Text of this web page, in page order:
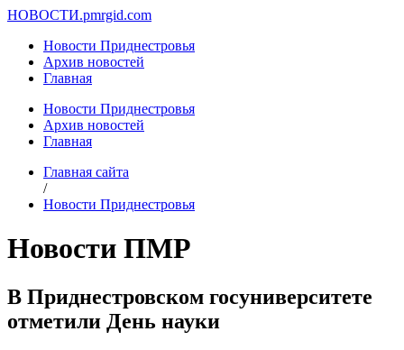
НОВОСТИ.pmrgid.com
Новости Приднестровья
Архив новостей
Главная
Новости Приднестровья
Архив новостей
Главная
Главная сайта
/
Новости Приднестровья
Новости ПМР
В Приднестровском госуниверситете
отметили День науки